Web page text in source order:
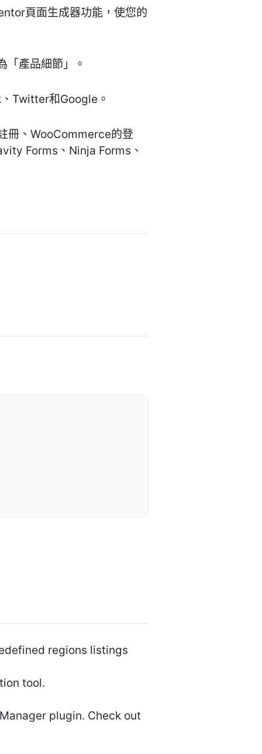
頁面生成器功能，使您的
產品細節」。
Twitter和Google。
冊、WooCommerce的登
Forms、Ninja Forms、
regions listings
tool.
plugin. Check out